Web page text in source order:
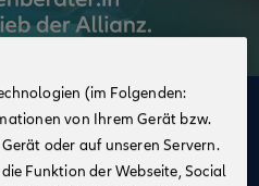
(im Folgenden:
von Ihrem Gerät bzw.
oder auf unseren Servern.
Funktion der Webseite, Social